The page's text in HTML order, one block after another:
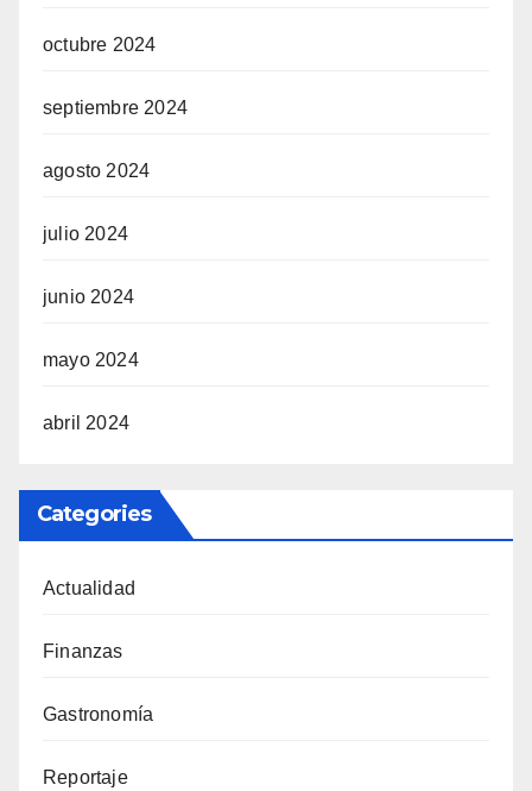
octubre 2024
septiembre 2024
agosto 2024
julio 2024
junio 2024
mayo 2024
abril 2024
Categories
Actualidad
Finanzas
Gastronomía
Reportaje